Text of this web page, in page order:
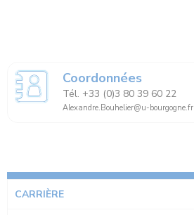
Coordonnées
Tél. +33 (0)3 80 39 60 22
Alexandre.Bouhelier@u-bourgogne.fr
CARRIÈRE